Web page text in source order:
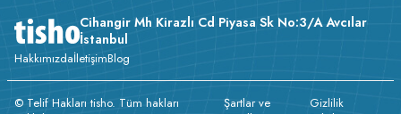
Cihangir Mh Kirazlı Cd Piyasa Sk No:3/A Avcılar
İstanbul
HakkımızdaİletişimBlog
© Telif Hakları tisho. Tüm hakları
Şartlar ve
Gizlilik